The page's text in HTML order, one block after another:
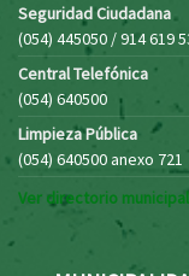
Seguridad Ciudadana
(054) 445050 / 914 619
Central Telefónica
(054) 640500
Limpieza Pública
(054) 640500 anexo 721
Ver directorio municipal